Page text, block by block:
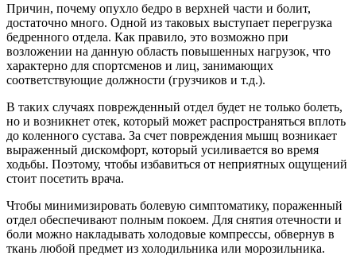
Причин, почему опухло бедро в верхней части и болит,
достаточно много. Одной из таковых выступает перегрузка
бедренного отдела. Как правило, это возможно при
возложении на данную область повышенных нагрузок, что
характерно для спортсменов и лиц, занимающих
соответствующие должности (грузчиков и т.д.).
В таких случаях поврежденный отдел будет не только болеть,
но и возникнет отек, который может распространяться вплоть
до коленного сустава. За счет повреждения мышц возникает
выраженный дискомфорт, который усиливается во время
ходьбы. Поэтому, чтобы избавиться от неприятных ощущений
стоит посетить врача.
Чтобы минимизировать болевую симптоматику, пораженный
отдел обеспечивают полным покоем. Для снятия отечности и
боли можно накладывать холодовые компрессы, обвернув в
ткань любой предмет из холодильника или морозильника.